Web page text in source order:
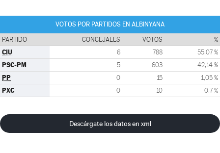
VOTOS POR PARTIDOS EN ALBINYANA
PARTIDO CONCEJALES VOTOS %
CIU 6 788 55,07 %
PSC-PM 5 603 42,14 %
PP 0 15 1,05 %
PXC 0 10 0,7 %
Descárgate los datos en xml